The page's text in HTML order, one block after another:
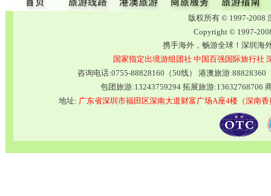
版权所有 © 1997-2008
Copyright © 1997-
携手海外，畅游全球！深圳海
国家指定出境游组团社 中国百强国际旅行社
咨询电话:0755-88828160（50线） 港澳旅游
包团旅游:13243759294 拓展旅游:13632768706
地址: 广东省深圳市福田区深南大道财富广场A座4楼（深南